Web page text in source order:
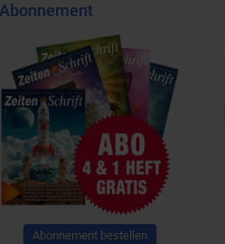
Abonnement
Abonnement bestellen